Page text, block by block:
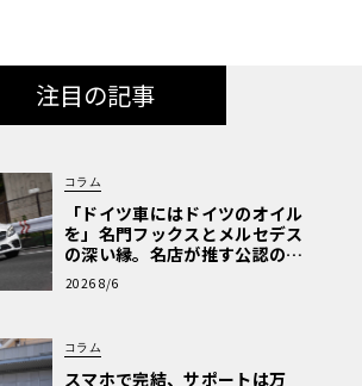
注目の記事
コラム
「ドイツ車にはドイツのオイル
を」名門フックスとメルセデス
の深い縁。名店が推す公認の安
心と、Cクラスで味わうシルキー
な走り〈PR〉
2026 8/6
コラム
スマホで完結、サポートは万